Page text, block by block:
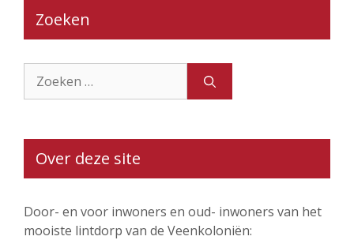
Zoeken
naar:
Over deze site
Door- en voor inwoners en oud- inwoners van het
mooiste lintdorp van de Veenkoloniën: